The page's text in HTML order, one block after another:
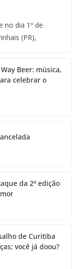
no dia 1º de
(PR),
Beer: música,
celebrar o
da 2ª edição
de Curitiba
você já doou?